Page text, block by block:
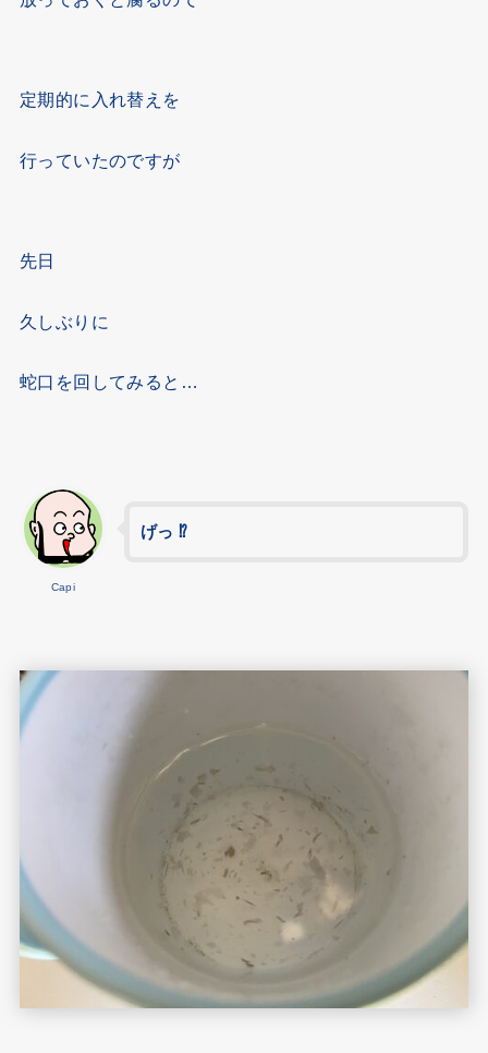
定期的に入れ替えを
行っていたのですが
先日
久しぶりに
蛇口を回してみると…
Capi
げっ ⁉